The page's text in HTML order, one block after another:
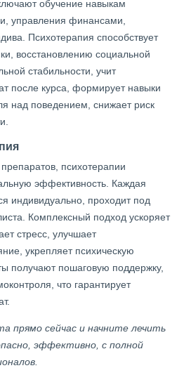
обучение навыкам
управления финансами,
Психотерапия способствует
восстановлению социальной
стабильности, учит
после курса, формирует навыки
над поведением, снижает риск
психотерапии
эффективность. Каждая
индивидуально, проходит под
Комплексный подход ускоряет
стресс, улучшает
укрепляет психическую
получают пошаговую поддержку,
что гарантирует
прямо сейчас и начните лечить
эффективно, с полной